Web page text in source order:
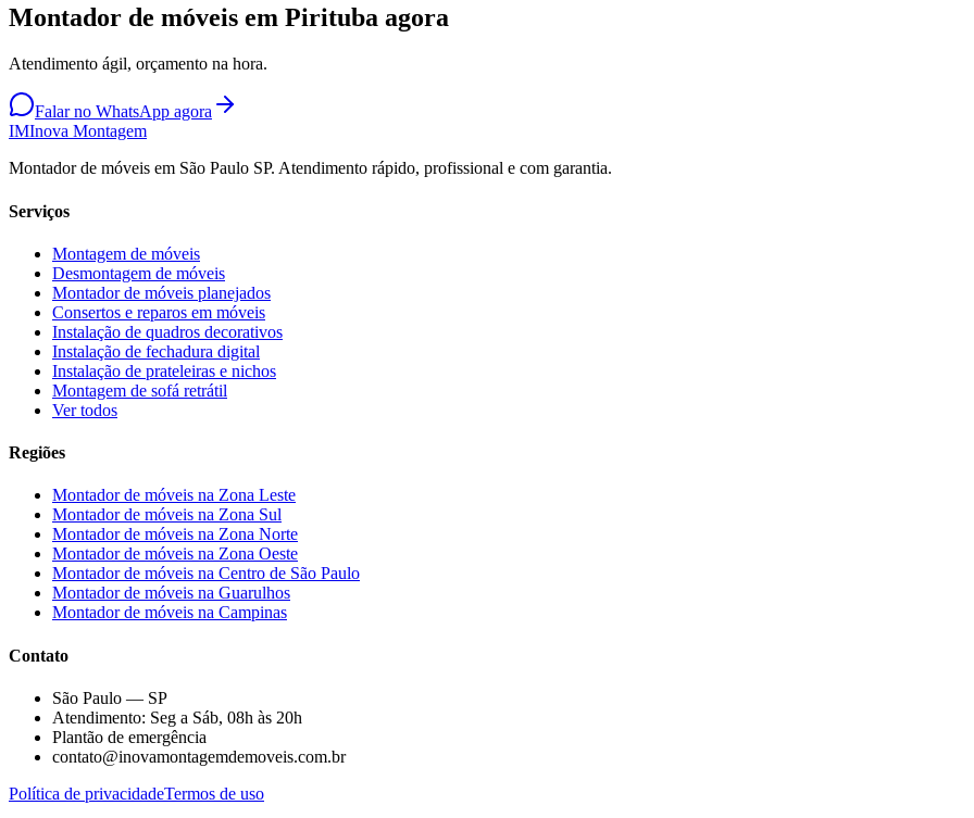
Montador de móveis em Pirituba agora
Atendimento ágil, orçamento na hora.
Falar no WhatsApp agora
IMInova Montagem
Montador de móveis em São Paulo SP. Atendimento rápido, profissional e com garantia.
Serviços
Montagem de móveis
Desmontagem de móveis
Montador de móveis planejados
Consertos e reparos em móveis
Instalação de quadros decorativos
Instalação de fechadura digital
Instalação de prateleiras e nichos
Montagem de sofá retrátil
Ver todos
Regiões
Montador de móveis na Zona Leste
Montador de móveis na Zona Sul
Montador de móveis na Zona Norte
Montador de móveis na Zona Oeste
Montador de móveis na Centro de São Paulo
Montador de móveis na Guarulhos
Montador de móveis na Campinas
Contato
São Paulo — SP
Atendimento: Seg a Sáb, 08h às 20h
Plantão de emergência
contato@inovamontagemdemoveis.com.br
Política de privacidadeTermos de uso